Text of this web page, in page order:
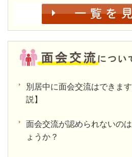
別居中に面会交流はできま
説】
面会交流が認められないの
ょうか？